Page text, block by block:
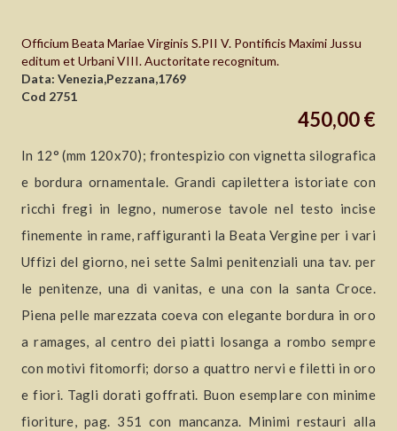
Officium Beata Mariae Virginis S.PII V. Pontificis Maximi Jussu
editum et Urbani VIII. Auctoritate recognitum.
Data: Venezia,Pezzana,1769
Cod 2751
450,00 €
In 12° (mm 120x70); frontespizio con vignetta silografica
e bordura ornamentale. Grandi capilettera istoriate con
ricchi fregi in legno, numerose tavole nel testo incise
finemente in rame, raffiguranti la Beata Vergine per i vari
Uffizi del giorno, nei sette Salmi penitenziali una tav. per
le penitenze, una di vanitas, e una con la santa Croce.
Piena pelle marezzata coeva con elegante bordura in oro
a ramages, al centro dei piatti losanga a rombo sempre
con motivi fitomorfi; dorso a quattro nervi e filetti in oro
e fiori. Tagli dorati goffrati. Buon esemplare con minime
fioriture, pag. 351 con mancanza. Minimi restauri alla